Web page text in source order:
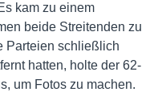
kam zu einem
beide Streitenden zu
Parteien schließlich
hatten, holte der 62-
um Fotos zu machen.